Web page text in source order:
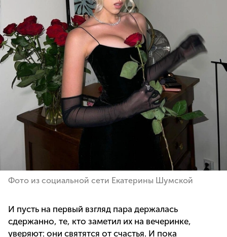
Фото из социальной сети Екатерины Шумской
И пусть на первый взгляд пара держалась
сдержанно, те, кто заметил их на вечеринке,
уверяют: они святятся от счастья. И пока